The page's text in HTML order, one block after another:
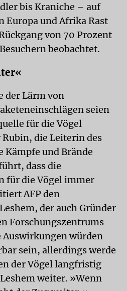
bis Kraniche – auf
Europa und Afrika Rast
von 70 Prozent
beobachtet.
der Lärm von
seien
für die Vögel
die Leiterin des
Kämpfe und Brände
dass die
für die Vögel immer
AFP den
der auch Gründer
Forschungszentrums
Auswirkungen würden
sein, allerdings werde
der Vögel langfristig
weiter. »Wenn